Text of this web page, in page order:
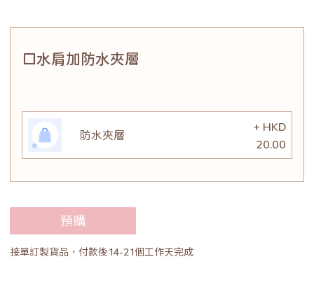
口水肩加防水夾層
防水夾層
+ HKD
20.00
預購
接單訂製貨品，付款後14-21個工作天完成